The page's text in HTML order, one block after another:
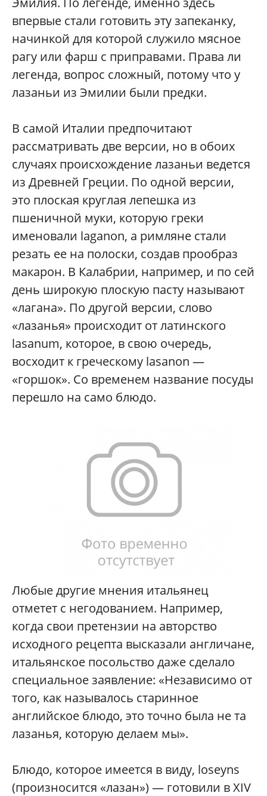
впервые стали готовить эту запеканку,
начинкой для которой служило мясное
рагу или фарш с приправами. Права ли
легенда, вопрос сложный, потому что у
лазаньи из Эмилии были предки.
В самой Италии предпочитают
рассматривать две версии, но в обоих
случаях происхождение лазаньи ведется
из Древней Греции. По одной версии,
это плоская круглая лепешка из
пшеничной муки, которую греки
именовали laganon, а римляне стали
резать ее на полоски, создав прообраз
макарон. В Калабрии, например, и по сей
день широкую плоскую пасту называют
«лагана». По другой версии, слово
«лазанья» происходит от латинского
lasanum, которое, в свою очередь,
восходит к греческому lasanon —
«горшок». Со временем название посуды
перешло на само блюдо.
Любые другие мнения итальянец
отметет с негодованием. Например,
когда свои претензии на авторство
исходного рецепта высказали англичане,
итальянское посольство даже сделало
специальное заявление: «Независимо от
того, как называлось старинное
английское блюдо, это точно была не та
лазанья, которую делаем мы».
Блюдо, которое имеется в виду, loseyns
(произносится «лазан») — готовили в XIV